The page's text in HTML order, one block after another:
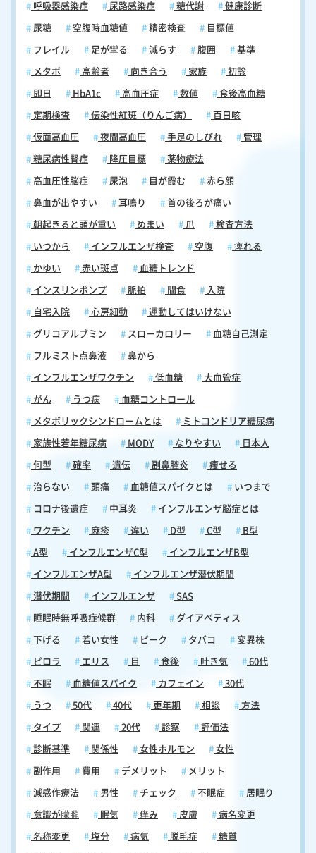
呼吸器感染症 尿路感染症 糖代謝 健康診断
尿糖 空腹時血糖値 精密検査 目標値
フレイル 足が攣る 減らす 腹囲 基準
メタボ 高齢者 向き合う 家族 初診
即日 HbA1c 高血圧症 数値 食後高血糖
定期検査 伝染性紅斑（りんご病） 百日咳
仮面高血圧 夜間高血圧 手足のしびれ 管理
糖尿病性腎症 降圧目標 薬物療法
高血圧性脳症 尿泡 目が霞む 赤ら顔
鼻血が出やすい 耳鳴り 首の後ろが痛い
朝起きると頭が重い めまい 爪 検査方法
いつから インフルエンザ検査 空腹 痺れる
かゆい 赤い斑点 血糖トレンド
インスリンポンプ 脈拍 間食 入院
自宅入院 心房細動 運動してはいけない
グリコアルブミン スローカロリー 血糖自己測定
フルミスト点鼻液 鼻から
インフルエンザワクチン 低血糖 大血管症
がん うつ病 血糖コントロール
メタボリックシンドロームとは ミトコンドリア糖尿病
家族性若年糖尿病 MODY なりやすい 日本人
何型 確率 遺伝 副鼻腔炎 痩せる
治らない 頭痛 血糖値スパイクとは いつまで
コロナ後遺症 中耳炎 インフルエンザ脳症とは
ワクチン 麻疹 違い D型 C型 B型
A型 インフルエンザC型 インフルエンザB型
インフルエンザA型 インフルエンザ潜伏期間
潜伏期間 インフルエンザ SAS
睡眠時無呼吸症候群 内科 ダイアベティス
下げる 若い女性 ピーク タバコ 変異株
ピロラ エリス 目 食後 吐き気 60代
不眠 血糖値スパイク カフェイン 30代
うつ 50代 40代 更年期 相談 方法
タイプ 関連 20代 診察 評価法
診断基準 関係性 女性ホルモン 女性
副作用 費用 デメリット メリット
減感作療法 男性 チェック 不眠症 居眠り
意識が朦朧 眠気 痒み 皮膚 病名変更
名称変更 塩分 病気 脱毛症 糖質